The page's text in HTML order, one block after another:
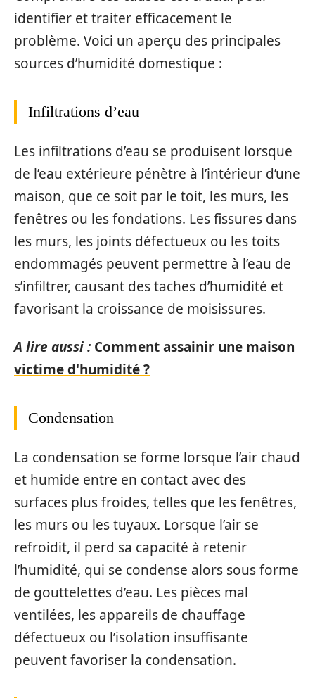
identifier et traiter efficacement le
problème. Voici un aperçu des principales
sources d’humidité domestique :
Infiltrations d’eau
Les infiltrations d’eau se produisent lorsque
de l’eau extérieure pénètre à l’intérieur d’une
maison, que ce soit par le toit, les murs, les
fenêtres ou les fondations. Les fissures dans
les murs, les joints défectueux ou les toits
endommagés peuvent permettre à l’eau de
s’infiltrer, causant des taches d’humidité et
favorisant la croissance de moisissures.
A lire aussi : Comment assainir une maison
victime d'humidité ?
Condensation
La condensation se forme lorsque l’air chaud
et humide entre en contact avec des
surfaces plus froides, telles que les fenêtres,
les murs ou les tuyaux. Lorsque l’air se
refroidit, il perd sa capacité à retenir
l’humidité, qui se condense alors sous forme
de gouttelettes d’eau. Les pièces mal
ventilées, les appareils de chauffage
défectueux ou l’isolation insuffisante
peuvent favoriser la condensation.